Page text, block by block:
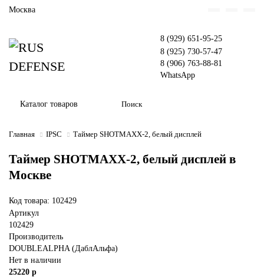
Москва
8 (929) 651-95-25
8 (925) 730-57-47
8 (906) 763-88-81
WhatsApp
Каталог товаров
Главная IPSC Таймер SHOTMAXX-2, белый дисплей
Таймер SHOTMAXX-2, белый дисплей в
Москве
Код товара: 102429
Артикул
102429
Производитель
DOUBLEALPHA (ДаблАльфа)
Нет в наличии
25220 р